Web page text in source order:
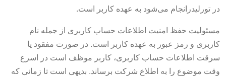
در تورلیدرانجام می‌شود به عهده کاربر است.
مسئولیت حفظ امنیت اطلاعات حساب کاربری از جمله نام
کاربری و رمز عبور به عهده کاربر است. در صورت مفقود یا
سرقت اطلاعات حساب کاربری، کاربر موظف است در اسرع
وقت موضوع را به اطلاع شرکت برساند. بدیهی است تا زمانی که